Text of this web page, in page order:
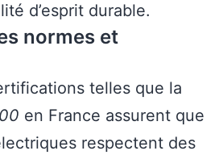
d’esprit durable.
normes et
telles que la
en France assurent que
respectent des